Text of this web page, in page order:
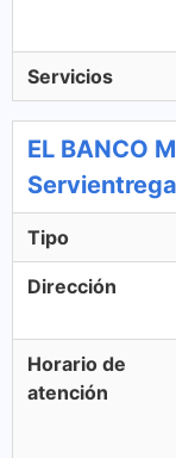
Servicios
EL BANCO
Tipo
Dirección
Horario de
atención